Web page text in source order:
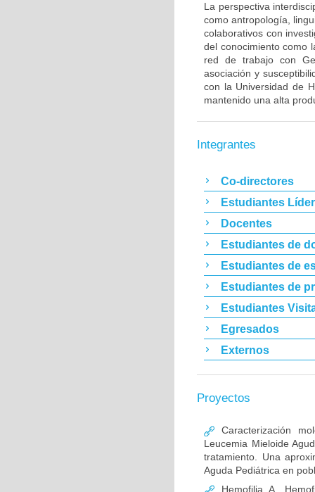
La perspectiva
como antropología,
colaborativos con
del conocimiento como
red de trabajo con
asociación y
con la Universidad de
mantenido una alta
Integrantes
Co-directores
Estudiantes
Docentes
Estudiantes de
Estudiantes de
Estudiantes de
Estudiantes
Egresados
Externos
Proyectos
Caracterización
Leucemia Mieloide
tratamiento. Una
Aguda Pediátrica en
Hemofilia A,